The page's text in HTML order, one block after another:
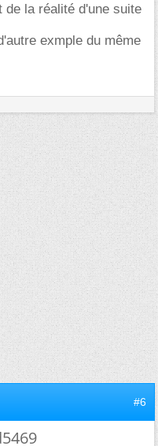
de la réalité d'une suite
exmple du même
#6